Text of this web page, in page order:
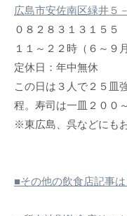
広島市安佐南区緑井５
０８２８３１３１５５
１１～２２時（６～９
定休日：年中無休
この日は３人で２５皿
程。寿司は一皿２００
※東広島、呉などにも
■その他の飲食店記事